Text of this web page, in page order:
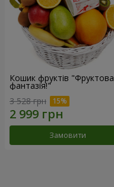
Кошик фруктів "Фруктова
фантазія!"
3 528 грн
Замовити